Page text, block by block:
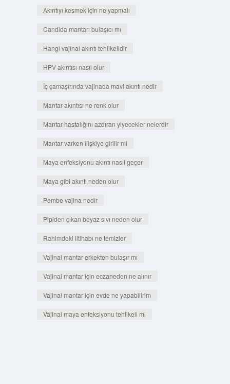
Akıntıyı kesmek için ne yapmalı
Candida mantarı bulaşıcı mı
Hangi vajinal akıntı tehlikelidir
HPV akıntısı nasıl olur
İç çamaşırında vajinada mavi akıntı nedir
Mantar akıntısı ne renk olur
Mantar hastalığını azdıran yiyecekler nelerdir
Mantar varken ilişkiye girilir mi
Maya enfeksiyonu akıntı nasıl geçer
Maya gibi akıntı neden olur
Pembe vajina nedir
Pipiden çıkan beyaz sıvı neden olur
Rahimdeki iltihabı ne temizler
Vajinal mantar erkekten bulaşır mı
Vajinal mantar için eczaneden ne alınır
Vajinal mantar için evde ne yapabilirim
Vajinal maya enfeksiyonu tehlikeli mi